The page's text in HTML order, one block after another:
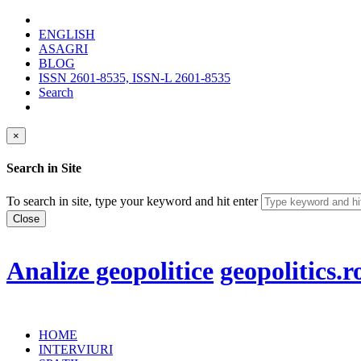
ENGLISH
ASAGRI
BLOG
ISSN 2601-8535, ISSN-L 2601-8535
Search
×
Search in Site
To search in site, type your keyword and hit enter
Close
Analize geopolitice
HOME
INTERVIURI